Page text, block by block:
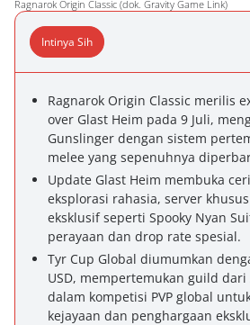
Ragnarok Origin Classic (dok. Gravity Game Link)
Intinya Sih
Ragnarok Origin Classic merilis
over Glast Heim pada 9 Juli,
Gunslinger dengan sistem
melee yang sepenuhnya
Update Glast Heim membuka
eksplorasi rahasia, server
eksklusif seperti Spooky Nyan
perayaan dan drop rate spesial.
Tyr Cup Global diumumkan
USD, mempertemukan guild dari
dalam kompetisi PVP global
kejayaan dan penghargaan